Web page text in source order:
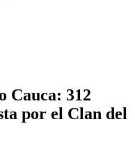
Cauca: 312
por el Clan del